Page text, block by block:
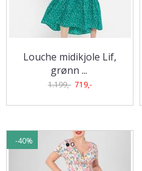
Louche midikjole Lif,
grønn ...
1.199,- 719,-
-40%